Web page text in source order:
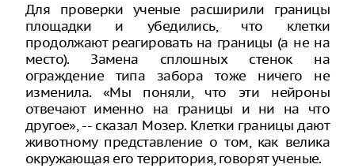
Для проверки ученые расширили границы
площадки и убедились, что клетки
продолжают реагировать на границы (а не на
место). Замена сплошных стенок на
ограждение типа забора тоже ничего не
изменила. «Мы поняли, что эти нейроны
отвечают именно на границы и ни на что
другое», -- сказал Мозер. Клетки границы дают
животному представление о том, как велика
окружающая его территория, говорят ученые.